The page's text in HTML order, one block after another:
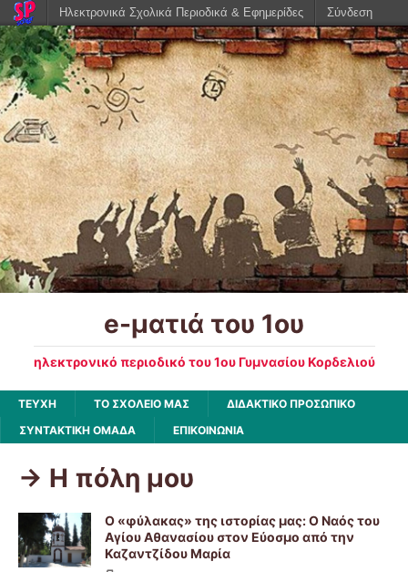
e-ματιά του 1ου
ηλεκτρονικό περιοδικό του 1ου Γυμνασίου Κορδελιού
ΤΕΥΧΗ ΤΟ ΣΧΟΛΕΙΟ ΜΑΣ
ΔΙΔΑΚΤΙΚΟ ΠΡΟΣΩΠΙΚΟ
ΣΥΝΤΑΚΤΙΚΗ ΟΜΑΔΑ
ΕΠΙΚΟΙΝΩΝΙΑ
-> Η πόλη μου
Ο «φύλακας» της ιστορίας μας: Ο Ναός του
Αγίου Αθανασίου στον Εύοσμο από την
Καζαντζίδου Μαρία
Ηλεκτρονικά Σχολικά Περιοδικά & Εφημερίδες Σύνδεση